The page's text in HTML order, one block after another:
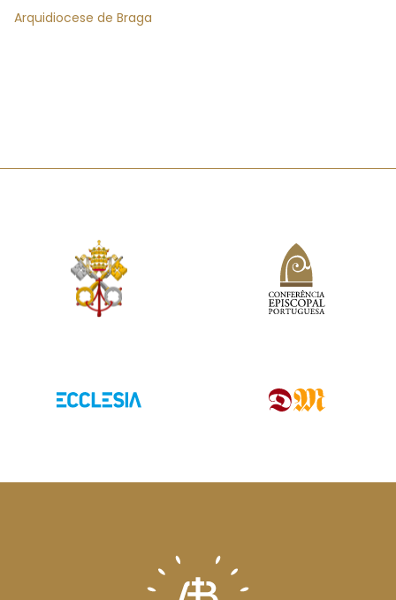
Arquidiocese de Braga